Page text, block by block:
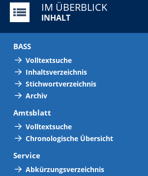
IM ÜBERBLICK
INHALT
BASS
Volltextsuche
Inhaltsverzeichnis
Stichwortverzeichnis
Archiv
Amtsblatt
Volltextsuche
Chronologische Übersicht
Service
Abkürzungsverzeichnis